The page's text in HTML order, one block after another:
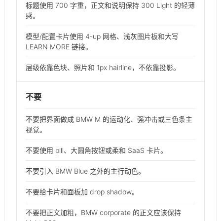
标题使用 700 字重，正文和说明保持 300 Light 的轻薄
感。
模型/配置卡片使用 4-up 网格、浅灰图片板和大写
LEARN MORE 链接。
层级依靠色块、照片和 1px hairline，不依靠投影。
不要
不要把界面做成 BMW M 的运动化、强冲击或三色条主
视觉。
不要使用 pill、大圆角按钮或柔和 SaaS 卡片。
不要引入 BMW Blue 之外的主行动色。
不要给卡片和面板加 drop shadow。
不要把正文加粗，BMW corporate 的正文应该保持